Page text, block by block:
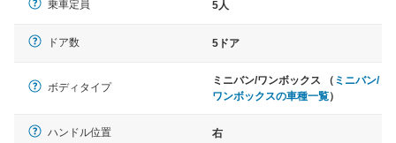
乗車定員 5人
ドア数 5ドア
ボディタイプ
ミニバン/ワンボックス （ ミニバン/
ワンボックスの車種一覧）
ハンドル位置 右